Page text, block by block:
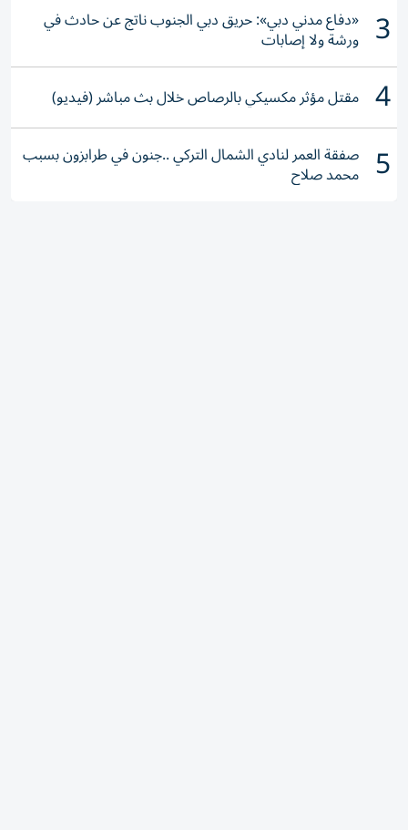
3 «دفاع مدني دبي»: حريق دبي الجنوب ناتج عن حادث في
ورشة ولا إصابات
4 مقتل مؤثر مكسيكي بالرصاص خلال بث مباشر (فيديو)
5 صفقة العمر لنادي الشمال التركي ..جنون في طرابزون بسبب
محمد صلاح